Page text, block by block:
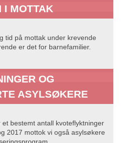
I MOTTAK
tid på mottak under krevende
er det for barnefamilier.
OG
ASYLSØKERE
bestemt antall kvoteflyktninger
2017 mottok vi også asylsøkere